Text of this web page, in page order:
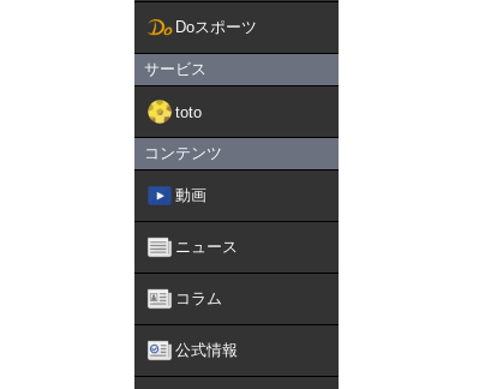
Doスポーツ
サービス
toto
コンテンツ
動画
ニュース
コラム
公式情報